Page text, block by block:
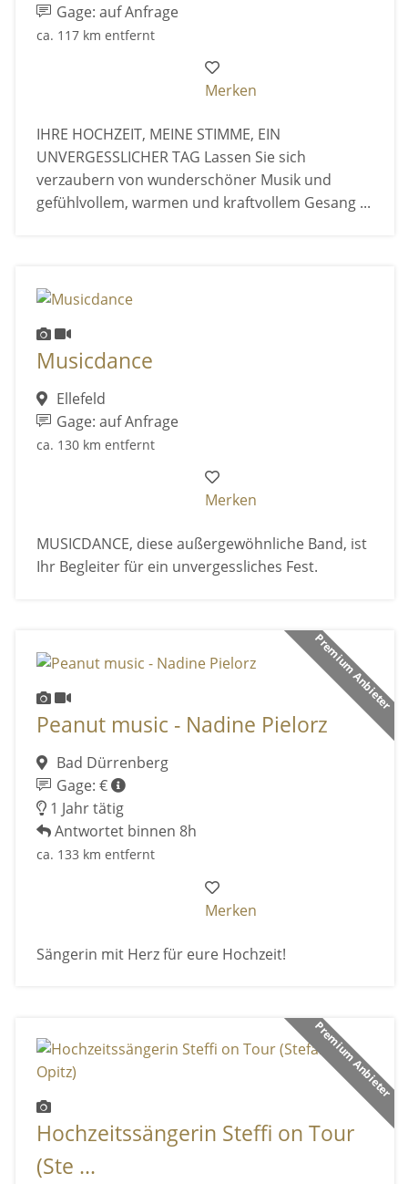
Gage: auf Anfrage
ca. 117 km entfernt
Merken
IHRE HOCHZEIT, MEINE STIMME, EIN
UNVERGESSLICHER TAG Lassen Sie sich
verzaubern von wunderschöner Musik und
gefühlvollem, warmen und kraftvollem Gesang ...
Musicdance
Ellefeld
Gage: auf Anfrage
ca. 130 km entfernt
Merken
MUSICDANCE, diese außergewöhnliche Band, ist
Ihr Begleiter für ein unvergessliches Fest.
Premium Anbieter
Peanut music - Nadine Pielorz
Bad Dürrenberg
Gage: €
1 Jahr tätig
Antwortet binnen 8h
ca. 133 km entfernt
Merken
Sängerin mit Herz für eure Hochzeit!
Premium Anbieter
Hochzeitssängerin Steffi on Tour
(Ste ...